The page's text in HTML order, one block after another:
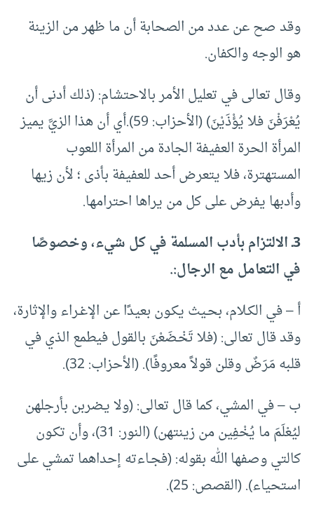
وقد صح عن عدد من الصحابة أن ما ظهر من الزينة
هو الوجه والكفان.
وقال تعالى في تعليل الأمر بالاحتشام: (ذلك أدنى أن
يُعْرَفْنَ فلا يُؤْذَيْنَ) (الأحزاب: 59).أي أن هذا الزيَّ يميز
المرأة الحرة العفيفة الجادة من المرأة اللعوب
المستهترة، فلا يتعرض أحد للعفيفة بأذى ؛ لأن زيها
وأدبها يفرض على كل من يراها احترامها.
3ـ الالتزام بأدب المسلمة في كل شيء، وخصوصًا
في التعامل مع الرجال:.
أ – في الكـلام، بحـيث يكـون بعيدًا عن الإغـراء والإثارة،
وقد قال تعالى: (فلا تَخْـضَعْنَ بالقول فيطمع الذي في
قلبه مَرَضٌ وقلن قولاً معروفًا). (الأحزاب: 32).
ب – في المشي، كما قال تعالى: (ولا يـضربن بأرجلهن
ليُعْلَمَ ما يُخْفِين من زينتهن) (النور: 31)، وأن تكـون
كالتي وصفها الله بقوله: (فجـاءته إحداهما تمشي على
استحياء). (القصص: 25).